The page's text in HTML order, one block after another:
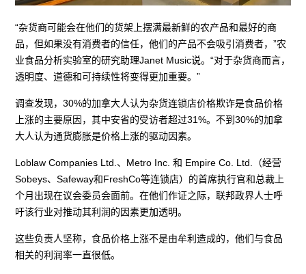
“杂货商可能会在他们的货架上摆满最新鲜的农产品和最好的商
品，但如果没有消费者的信任，他们的产品不会吸引消费者，”农
业食品分析实验室的研究助理Janet Music说。“对于杂货商而言，
透明度、道德和可持续性将变得更加重要。”
调查发现，30%的加拿大人认为杂货连锁店价格欺诈是食品价格
上涨的主要原因，其中安省的受访者超过31%。不到30%的加拿
大人认为通货膨胀是价格上涨的驱动因素。
Loblaw Companies Ltd.、Metro Inc. 和 Empire Co. Ltd.（经营
Sobeys、Safeway和FreshCo等连锁店）的首席执行官和总裁上
个月出现在议会委员会面前。在他们作证之际，联邦政界人士呼
吁该行业对推动其利润的因素更加透明。
这些负责人坚称，食品价格上涨不是由牟利造成的，他们与食品
相关的利润率一直很低。